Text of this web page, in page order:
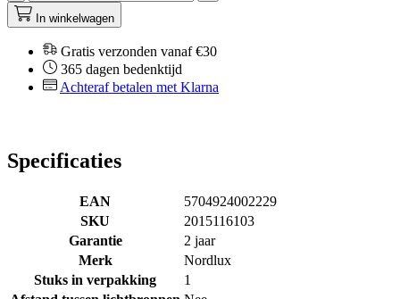
In winkelwagen
Gratis verzonden vanaf €30
365 dagen bedenktijd
Achteraf betalen met Klarna
Specificaties
EAN
5704924002229
SKU
2015116103
Garantie
2 jaar
Merk
Nordlux
Stuks in verpakking
1